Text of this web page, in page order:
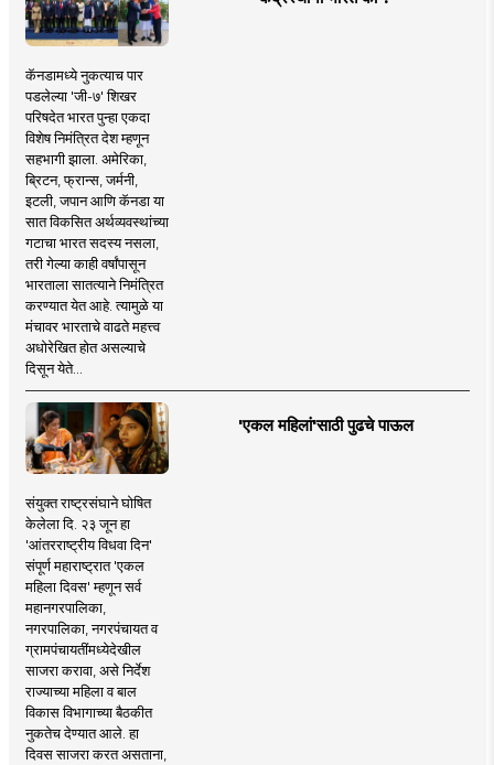
कॅनडामध्ये नुकत्याच पार
पडलेल्या 'जी-७' शिखर
परिषदेत भारत पुन्हा एकदा
विशेष निमंत्रित देश म्हणून
सहभागी झाला. अमेरिका,
ब्रिटन, फ्रान्स, जर्मनी,
इटली, जपान आणि कॅनडा या
सात विकसित अर्थव्यवस्थांच्या
गटाचा भारत सदस्य नसला,
तरी गेल्या काही वर्षांपासून
भारताला सातत्याने निमंत्रित
करण्यात येत आहे. त्यामुळे या
मंचावर भारताचे वाढते महत्त्व
अधोरेखित होत असल्याचे
दिसून येते...
'एकल महिलां'साठी पुढचे पाऊल
संयुक्त राष्ट्रसंघाने घोषित
केलेला दि. २३ जून हा
'आंतरराष्ट्रीय विधवा दिन'
संपूर्ण महाराष्ट्रात 'एकल
महिला दिवस' म्हणून सर्व
महानगरपालिका,
नगरपालिका, नगरपंचायत व
ग्रामपंचायतींमध्येदेखील
साजरा करावा, असे निर्देश
राज्याच्या महिला व बाल
विकास विभागाच्या बैठकीत
नुकतेच देण्यात आले. हा
दिवस साजरा करत असताना,